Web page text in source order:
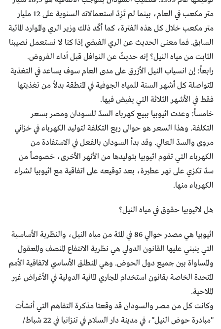
متر مكعب في العام، بينما لم تَزِدْ استعمالاته السنوية على 12 مليار
متر مكعب خلال كل هذه الفترة، كما أكّد ذلك وزير الري والموارد المائية
السابق. فما معنى الحديث عن الري الفيضي إذا كنا لا نستعمل نصيبنا
الثابت من مياه النيل؟ إنه حديثٌ عن النوافل قبل أداء الفروض.
رابعاً: إن انسياب النيل الأزرق على مدى العام سوف يساعد في التغذية
المتواصلة كل أشهر السنة للمياه الجوفية في المنطقة بدلاً من تغذيتها
فقط في الأشهر الثلاثة التي يفيض فيها.
خامساً: وعدت اثيوبيا ببيع كهرباء السدّ للسودان ومصر بسعر
التكلفة. وهذا السعر هو حوالى ربع التكلفة لتوليد الكهرباء في خزاني
مروى والسدّ العالي. وقد بدأ السودان بالفعل في الاستفادة من
الكهرباء التي تقوم اثيوبيا بتوليدها من الأنهر الأخرى، خصوصاً من
سدّ تكزي على نهر عطبرة، بعد توقيعه على اتفاقية مع اثيوبيا لشراء
الكهرباء منها.
هل لاثيوبيا حقوق في مياه النيل؟
اثيوبيا هي مصدر حوالي 86 في المئة من مياه النيل، والنظرية الأساسية
التي ينبني عليها القانون الدولي هي نظرية الانتفاع المنصف والمعقول
والمساواة بين جميع دول الحوض. وهي المنطلق الأساسي لاتفاقية الأمم
المتحدة الخاصة بقانون استخدام المجاري المائية الدولية في الأغراض غير
الملاحية.
وكانت كل من مصر والسودان قد وقعتا مذكرة التفاهم التي أنشأت
"مبادرة حوض النيل"، في مدينة دار السلام في تنزانيا في 22 شباط/